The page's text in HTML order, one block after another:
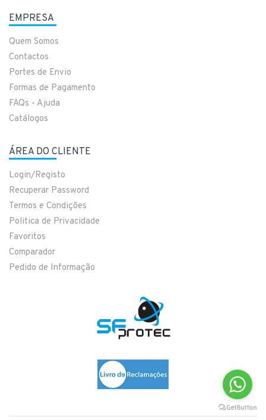
EMPRESA
Quem Somos
Contactos
Portes de Envio
Formas de Pagamento
FAQs - Ajuda
Catálogos
ÁREA DO CLIENTE
Login/Registo
Recuperar Password
Termos e Condições
Politica de Privacidade
Favoritos
Comparador
Pedido de Informação